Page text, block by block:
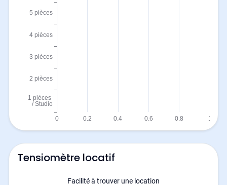
Tensiomètre locatif
Facilité à trouver une location